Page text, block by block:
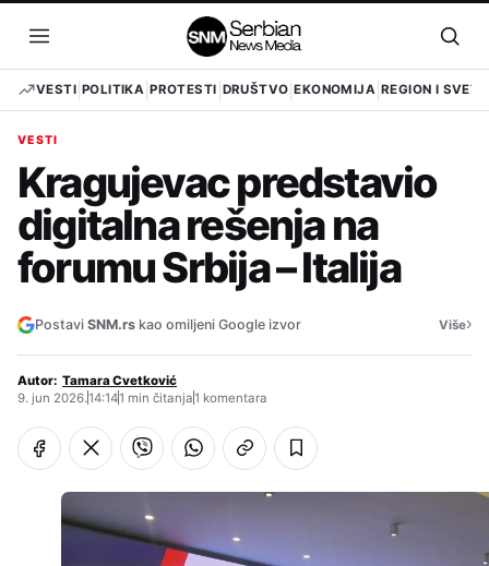
sadržaj
Otvori
meni
VESTI POLITIKA PROTESTI DRUŠTVO EKONOMIJA REGION I SVET
VESTI
Kragujevac predstavio
digitalna rešenja na
forumu Srbija – Italija
Postavi SNM.rs kao omiljeni Google izvor Više›
Autor: Tamara Cvetković
9. jun 2026.14:141 min čitanja1 komentara